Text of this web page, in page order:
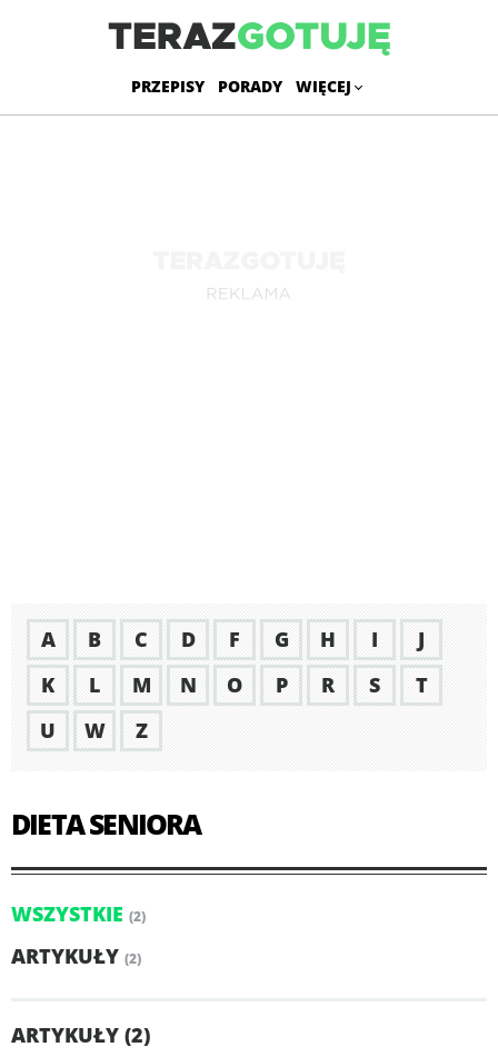
PRZEPISY PORADY WIĘCEJ
A B C D F G H I
J
K
L M N O P R S
T
U
W Z
DIETA SENIORA
WSZYSTKIE (2)
ARTYKUŁY (2)
ARTYKUŁY (2)